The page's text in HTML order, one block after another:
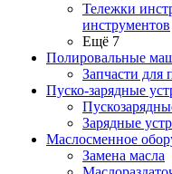
Тележки
инструментов
Ещё 7
Полировальные
Запчасти
Пуско-зарядные
Зарядные
Маслосменное
Замена масла